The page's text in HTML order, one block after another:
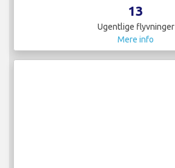
13
Ugentlige flyvninger
Mere info